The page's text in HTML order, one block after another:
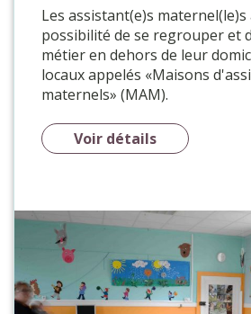
Les assistant(e)s
possibilité de se regrouper et
métier en dehors de leur
locaux appelés «Maisons
maternels» (MAM).
Voir détails